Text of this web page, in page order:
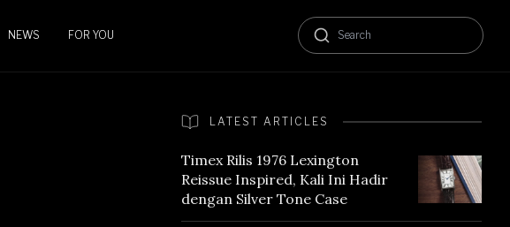
NEWS FOR YOU
LATEST ARTICLES
Timex Rilis 1976 Lexington
Reissue Inspired, Kali Ini Hadir
dengan Silver Tone Case